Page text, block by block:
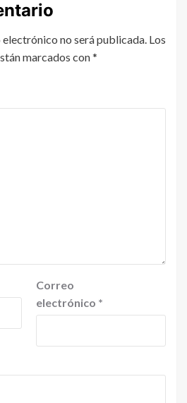
no será publicada. Los
marcados con*
Correo
electrónico *